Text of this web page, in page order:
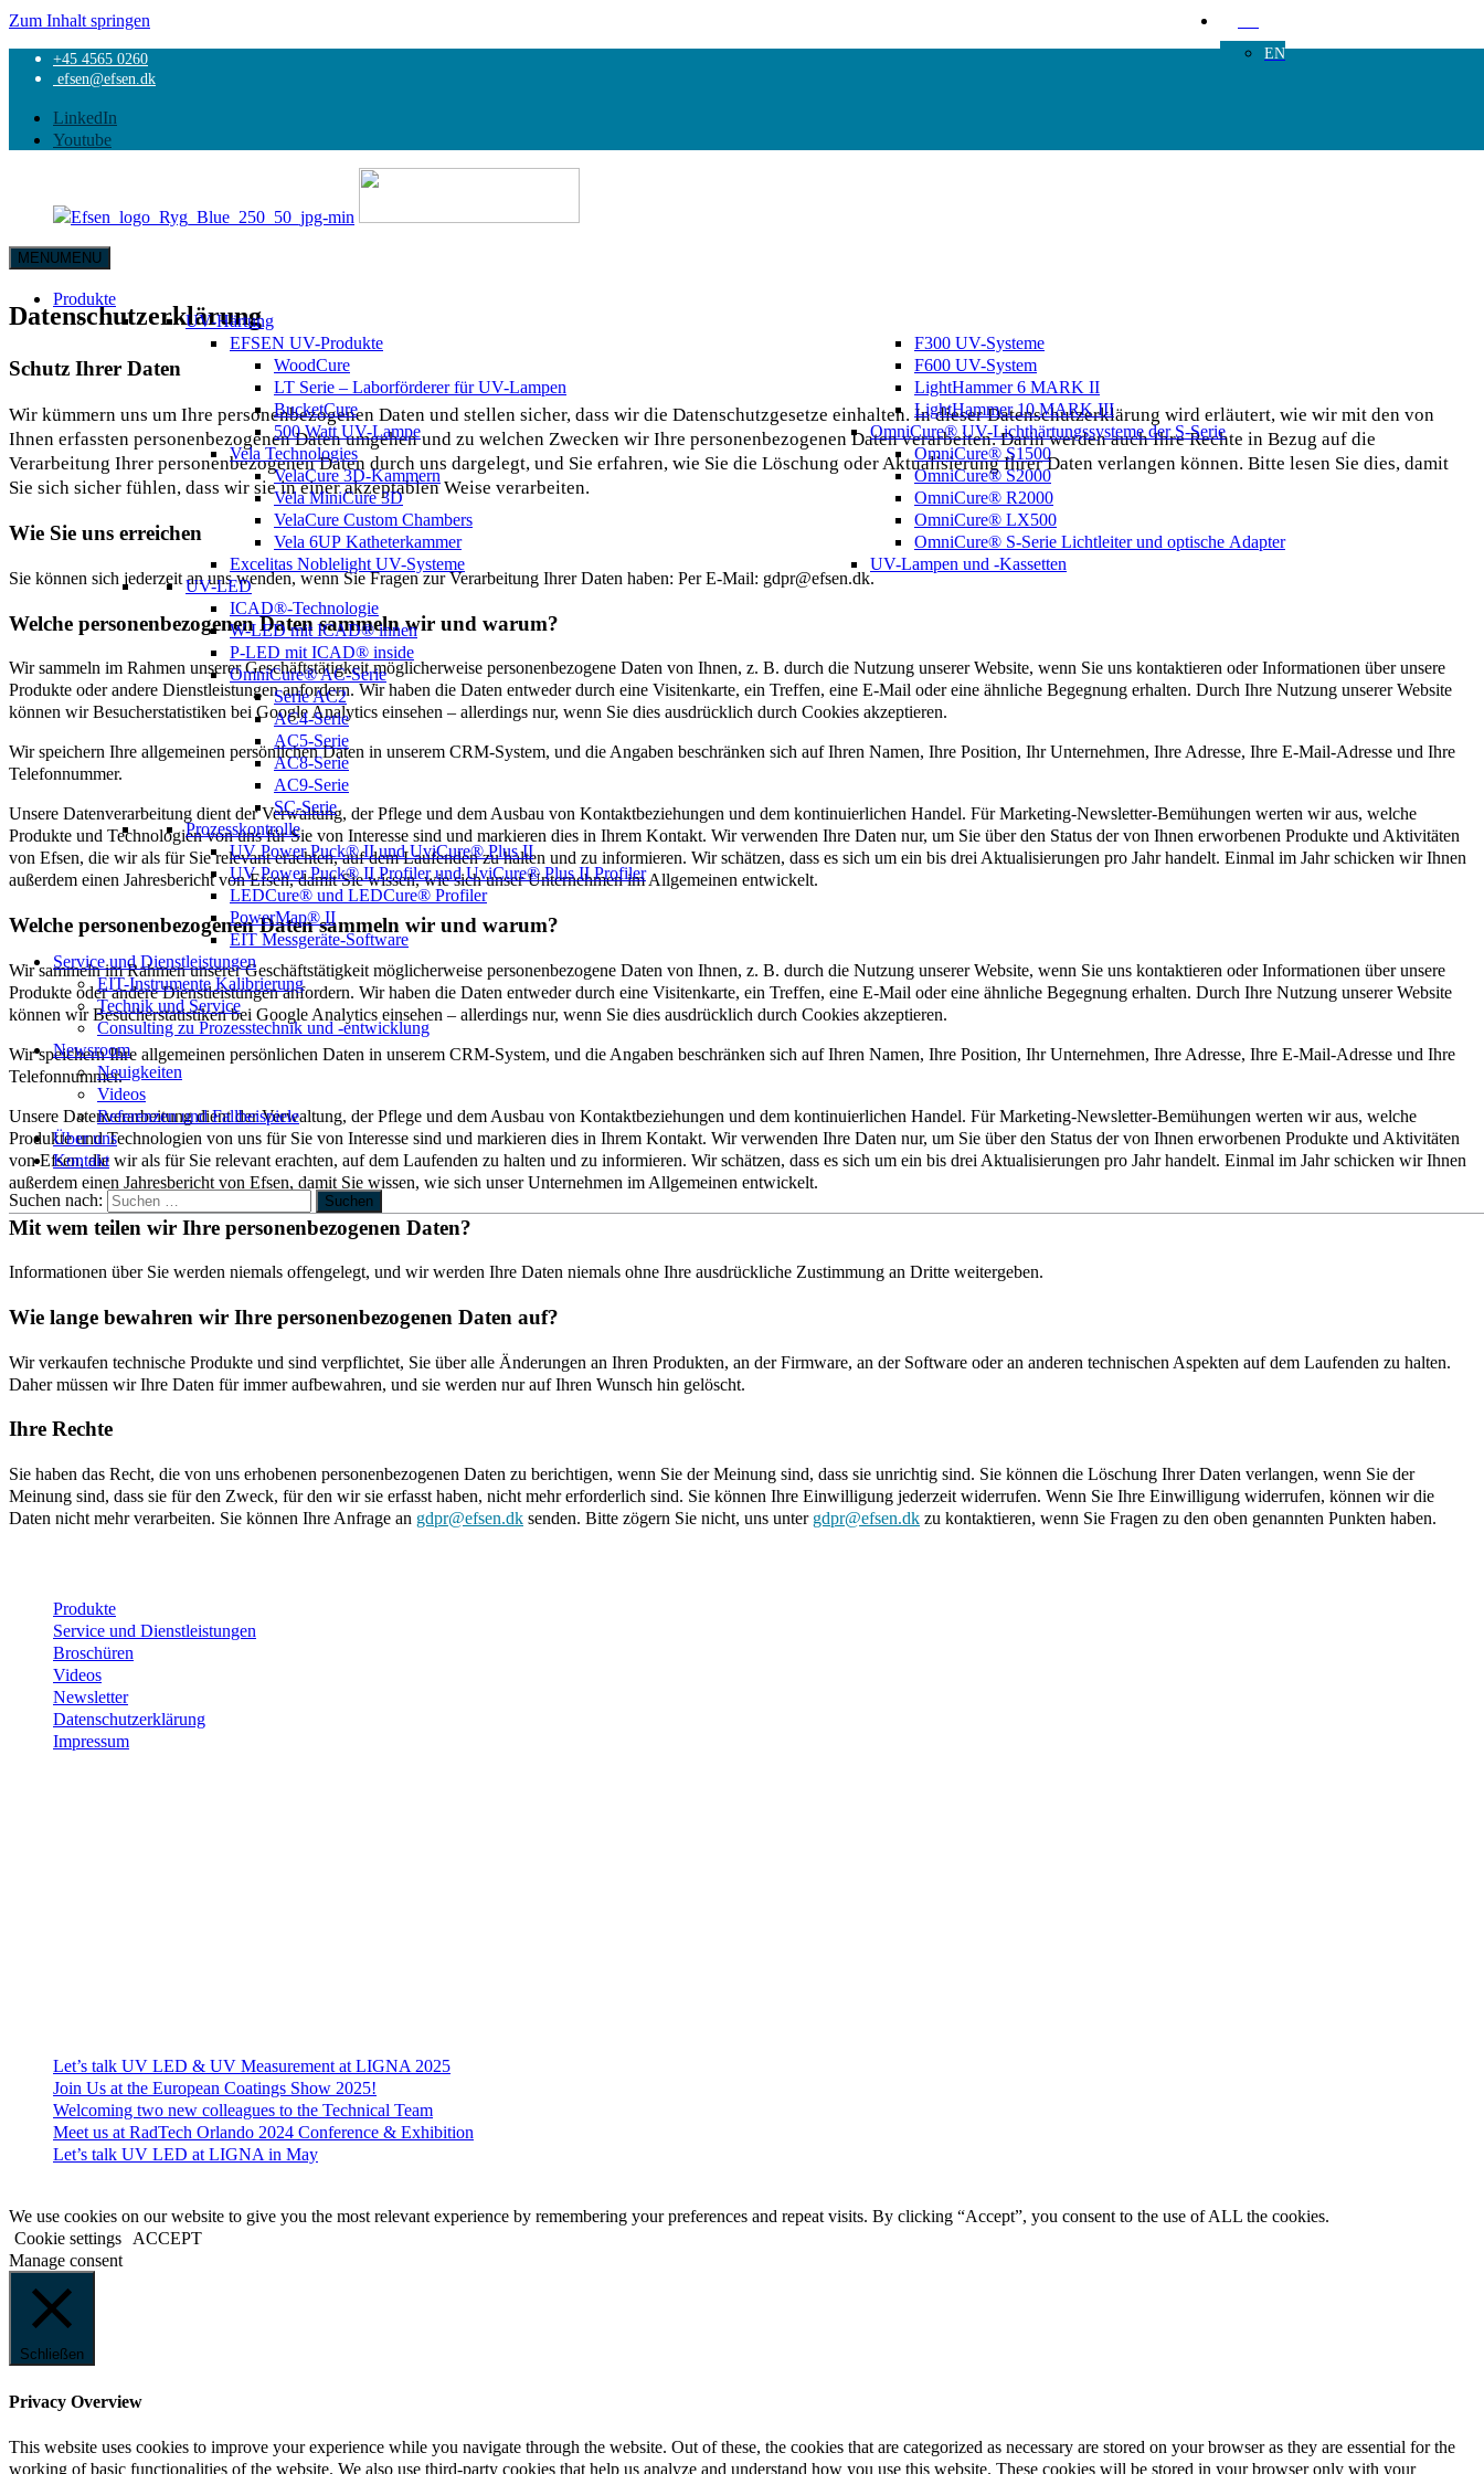
Zum Inhalt springen
+45 4565 0260
efsen@efsen.dk
LinkedIn
Youtube
EFSEN
UV
&
TECHNOLOGY
MENUMENU
Produkte
UV-Härtung
EFSEN UV-Produkte
WoodCure
LT Serie – Laborförderer für UV-Lampen
BucketCure
500 Watt UV-Lampe
Vela Technologies
VelaCure 3D-Kammern
Vela MiniCure 3D
VelaCure Custom Chambers
Vela 6UP Katheterkammer
Excelitas Noblelight UV-Systeme
F300 UV-Systeme
F600 UV-System
LightHammer 6 MARK II
LightHammer 10 MARK III
OmniCure® UV-Lichthärtungssysteme der S-Serie
OmniCure® S1500
OmniCure® S2000
OmniCure® R2000
OmniCure® LX500
OmniCure® S-Serie Lichtleiter und optische Adapter
UV-Lampen und -Kassetten
UV-LED
ICAD®-Technologie
W-LED mit ICAD® innen
P-LED mit ICAD® inside
OmniCure® AC-Serie
Serie AC2
AC4-Serie
AC5-Serie
AC8-Serie
AC9-Serie
SC-Serie
Prozesskontrolle
UV Power Puck® II und UviCure® Plus II
UV Power Puck® II Profiler und UviCure® Plus II Profiler
LEDCure® und LEDCure® Profiler
PowerMap® II
EIT Messgeräte-Software
Service und Dienstleistungen
EIT-Instrumente Kalibrierung
Technik und Service
Consulting zu Prozesstechnik und -entwicklung
Newsroom
Neuigkeiten
Videos
Referenzen und Fallbeispiele
Über uns
Kontakt
EN
Suchen nach: Suchen
Start
Datenschutzerklärung
Datenschutzerklärung
Schutz Ihrer Daten
Wir kümmern uns um Ihre personenbezogenen Daten und stellen sicher, dass wir die Datenschutzgesetze einhalten. In dieser Datenschutzerklärung wird erläutert, wie wir mit den von
Ihnen erfassten personenbezogenen Daten umgehen und zu welchen Zwecken wir Ihre personenbezogenen Daten verarbeiten. Darin werden auch Ihre Rechte in Bezug auf die
Verarbeitung Ihrer personenbezogenen Daten durch uns dargelegt, und Sie erfahren, wie Sie die Löschung oder Aktualisierung Ihrer Daten verlangen können. Bitte lesen Sie dies, damit
Sie sich sicher fühlen, dass wir sie in einer akzeptablen Weise verarbeiten.
Wie Sie uns erreichen
Sie können sich jederzeit an uns wenden, wenn Sie Fragen zur Verarbeitung Ihrer Daten haben: Per E-Mail: gdpr@efsen.dk.
Welche personenbezogenen Daten sammeln wir und warum?
Wir sammeln im Rahmen unserer Geschäftstätigkeit möglicherweise personenbezogene Daten von Ihnen, z. B. durch die Nutzung unserer Website, wenn Sie uns kontaktieren oder Informationen über unsere
Produkte oder andere Dienstleistungen anfordern. Wir haben die Daten entweder durch eine Visitenkarte, ein Treffen, eine E-Mail oder eine ähnliche Begegnung erhalten. Durch Ihre Nutzung unserer Website
können wir Besucherstatistiken bei Google Analytics einsehen – allerdings nur, wenn Sie dies ausdrücklich durch Cookies akzeptieren.
Wir speichern Ihre allgemeinen persönlichen Daten in unserem CRM-System, und die Angaben beschränken sich auf Ihren Namen, Ihre Position, Ihr Unternehmen, Ihre Adresse, Ihre E-Mail-Adresse und Ihre
Telefonnummer.
Unsere Datenverarbeitung dient der Verwaltung, der Pflege und dem Ausbau von Kontaktbeziehungen und dem kontinuierlichen Handel. Für Marketing-Newsletter-Bemühungen werten wir aus, welche
Produkte und Technologien von uns für Sie von Interesse sind und markieren dies in Ihrem Kontakt. Wir verwenden Ihre Daten nur, um Sie über den Status der von Ihnen erworbenen Produkte und Aktivitäten
von Efsen, die wir als für Sie relevant erachten, auf dem Laufenden zu halten und zu informieren. Wir schätzen, dass es sich um ein bis drei Aktualisierungen pro Jahr handelt. Einmal im Jahr schicken wir Ihnen
außerdem einen Jahresbericht von Efsen, damit Sie wissen, wie sich unser Unternehmen im Allgemeinen entwickelt.
Welche personenbezogenen Daten sammeln wir und warum?
Wir sammeln im Rahmen unserer Geschäftstätigkeit möglicherweise personenbezogene Daten von Ihnen, z. B. durch die Nutzung unserer Website, wenn Sie uns kontaktieren oder Informationen über unsere
Produkte oder andere Dienstleistungen anfordern. Wir haben die Daten entweder durch eine Visitenkarte, ein Treffen, eine E-Mail oder eine ähnliche Begegnung erhalten. Durch Ihre Nutzung unserer Website
können wir Besucherstatistiken bei Google Analytics einsehen – allerdings nur, wenn Sie dies ausdrücklich durch Cookies akzeptieren.
Wir speichern Ihre allgemeinen persönlichen Daten in unserem CRM-System, und die Angaben beschränken sich auf Ihren Namen, Ihre Position, Ihr Unternehmen, Ihre Adresse, Ihre E-Mail-Adresse und Ihre
Telefonnummer.
Unsere Datenverarbeitung dient der Verwaltung, der Pflege und dem Ausbau von Kontaktbeziehungen und dem kontinuierlichen Handel. Für Marketing-Newsletter-Bemühungen werten wir aus, welche
Produkte und Technologien von uns für Sie von Interesse sind und markieren dies in Ihrem Kontakt. Wir verwenden Ihre Daten nur, um Sie über den Status der von Ihnen erworbenen Produkte und Aktivitäten
von Efsen, die wir als für Sie relevant erachten, auf dem Laufenden zu halten und zu informieren. Wir schätzen, dass es sich um ein bis drei Aktualisierungen pro Jahr handelt. Einmal im Jahr schicken wir Ihnen
außerdem einen Jahresbericht von Efsen, damit Sie wissen, wie sich unser Unternehmen im Allgemeinen entwickelt.
Mit wem teilen wir Ihre personenbezogenen Daten?
Informationen über Sie werden niemals offengelegt, und wir werden Ihre Daten niemals ohne Ihre ausdrückliche Zustimmung an Dritte weitergeben.
Wie lange bewahren wir Ihre personenbezogenen Daten auf?
Wir verkaufen technische Produkte und sind verpflichtet, Sie über alle Änderungen an Ihren Produkten, an der Firmware, an der Software oder an anderen technischen Aspekten auf dem Laufenden zu halten.
Daher müssen wir Ihre Daten für immer aufbewahren, und sie werden nur auf Ihren Wunsch hin gelöscht.
Ihre Rechte
Sie haben das Recht, die von uns erhobenen personenbezogenen Daten zu berichtigen, wenn Sie der Meinung sind, dass sie unrichtig sind. Sie können die Löschung Ihrer Daten verlangen, wenn Sie der
Meinung sind, dass sie für den Zweck, für den wir sie erfasst haben, nicht mehr erforderlich sind. Sie können Ihre Einwilligung jederzeit widerrufen. Wenn Sie Ihre Einwilligung widerrufen, können wir die
Daten nicht mehr verarbeiten. Sie können Ihre Anfrage an gdpr@efsen.dk senden. Bitte zögern Sie nicht, uns unter gdpr@efsen.dk zu kontaktieren, wenn Sie Fragen zu den oben genannten Punkten haben.
Produkte
Service und Dienstleistungen
Broschüren
Videos
Newsletter
Datenschutzerklärung
Impressum
Let’s talk UV LED & UV Measurement at LIGNA 2025
Join Us at the European Coatings Show 2025!
Welcoming two new colleagues to the Technical Team
Meet us at RadTech Orlando 2024 Conference & Exhibition
Let’s talk UV LED at LIGNA in May
We use cookies on our website to give you the most relevant experience by remembering your preferences and repeat visits. By clicking “Accept”, you consent to the use of ALL the cookies.
Cookie settings ACCEPT
Manage consent
Schließen
Privacy Overview
This website uses cookies to improve your experience while you navigate through the website. Out of these, the cookies that are categorized as necessary are stored on your browser as they are essential for the
working of basic functionalities of the website. We also use third-party cookies that help us analyze and understand how you use this website. These cookies will be stored in your browser only with your